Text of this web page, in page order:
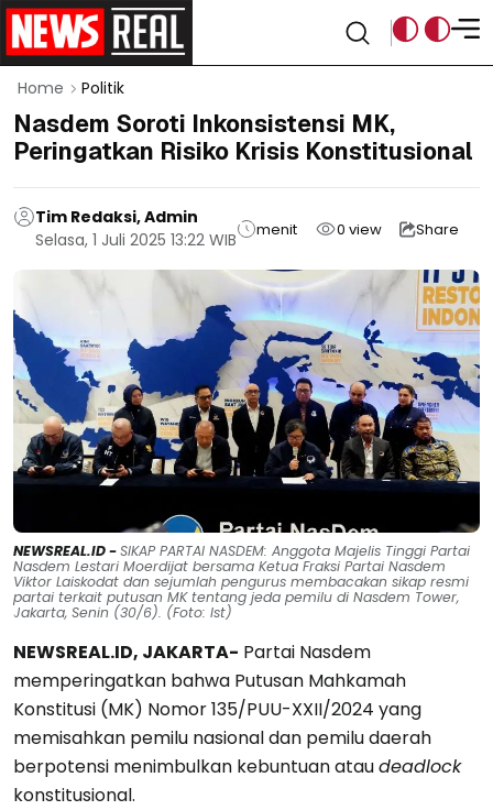
Home Politik
Nasdem Soroti Inkonsistensi MK,
Peringatkan Risiko Krisis Konstitusional
Tim Redaksi, Admin
Selasa, 1 Juli 2025 13:22 WIB
menit 0 view Share
NEWSREAL.ID -SIKAP PARTAI NASDEM: Anggota Majelis Tinggi Partai
Nasdem Lestari Moerdijat bersama Ketua Fraksi Partai Nasdem
Viktor Laiskodat dan sejumlah pengurus membacakan sikap resmi
partai terkait putusan MK tentang jeda pemilu di Nasdem Tower,
Jakarta, Senin (30/6). (Foto: Ist)
NEWSREAL.ID, JAKARTA- Partai Nasdem
memperingatkan bahwa Putusan Mahkamah
Konstitusi (MK) Nomor 135/PUU-XXII/2024 yang
memisahkan pemilu nasional dan pemilu daerah
berpotensi menimbulkan kebuntuan ataudeadlock
konstitusional.